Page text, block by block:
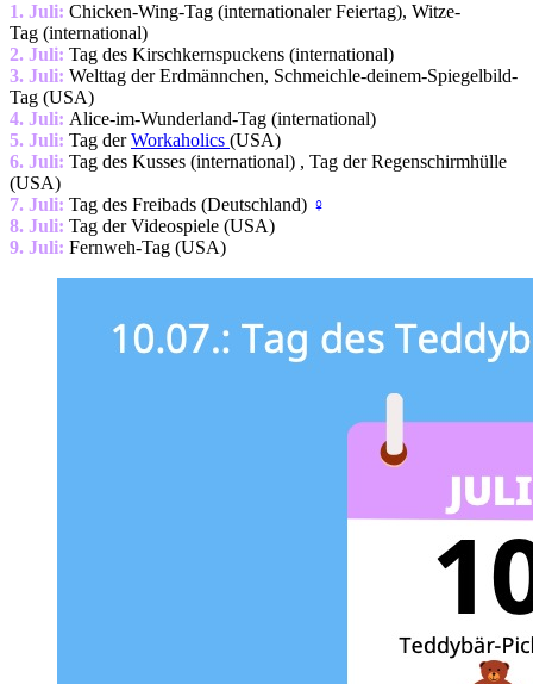
1. Juli: Chicken-Wing-Tag (internationaler Feiertag), Witze-
Tag (international)
2. Juli: Tag des Kirschkernspuckens (international)
3. Juli: Welttag der Erdmännchen, Schmeichle-deinem-Spiegelbild-
Tag (USA)
4. Juli: Alice-im-Wunderland-Tag (international)
5. Juli: Tag derWorkaholics (USA)
6. Juli: Tag des Kusses (international) , Tag der Regenschirmhülle
(USA)
7. Juli: Tag des Freibads (Deutschland) ‍♀️
8. Juli: Tag der Videospiele (USA)
9. Juli: Fernweh-Tag (USA)